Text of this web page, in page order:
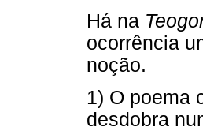
Há na
ocorrência
noção.
1) O poema
desdobra